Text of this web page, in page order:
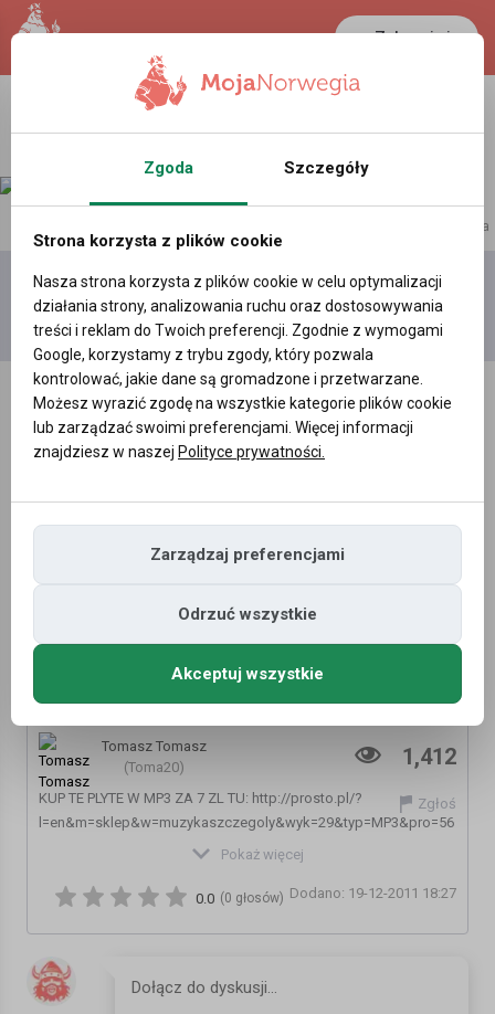
Zaloguj się
reklama
Dodaj
film
Moje
filmy
Wszystkie
Sokol feat. Pono - Dwie kochanki
Tomasz Tomasz
(Toma20)
1,412
Zgłoś
KUP TE PLYTE W MP3 ZA 7 ZL TU: http://prosto.pl/?
l=en&m=sklep&w=muzykaszczegoly&wyk=29&typ=MP3&pro=56
Artist: Sokol;
Producer: Shuko;
Lyrics: Sokol, Pono;
Pokaż więcej
Dodano: 19-12-2011 18:27
(0 głosów)
0.0
Zgoda Szczegóły
Strona korzysta z plików cookie
Nasza strona korzysta z plików cookie w celu optymalizacji
działania strony, analizowania ruchu oraz dostosowywania
treści i reklam do Twoich preferencji. Zgodnie z wymogami
Google, korzystamy z trybu zgody, który pozwala
kontrolować, jakie dane są gromadzone i przetwarzane.
Możesz wyrazić zgodę na wszystkie kategorie plików cookie
lub zarządzać swoimi preferencjami. Więcej informacji
znajdziesz w naszej Polityce prywatności.
Zarządzaj preferencjami
Odrzuć wszystkie
Akceptuj wszystkie